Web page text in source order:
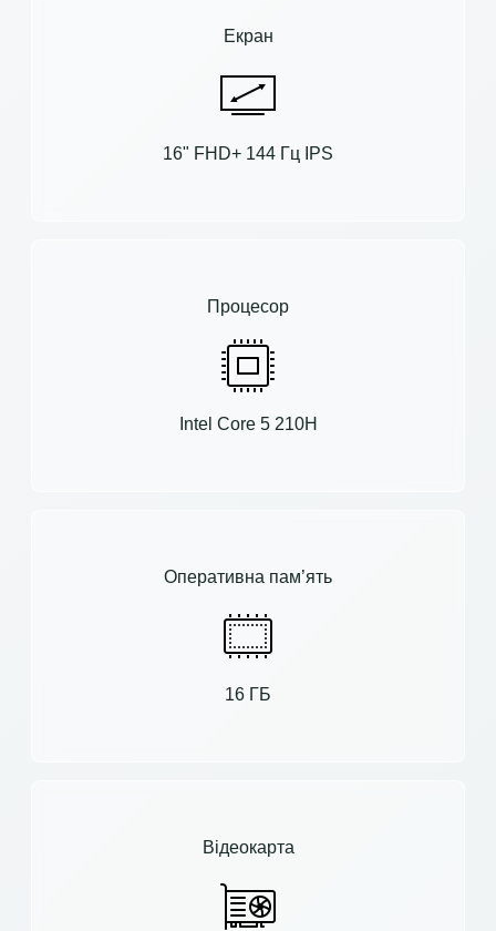
Екран
16" FHD+ 144 Гц IPS
Процесор
Intel Core 5 210H
Оперативна пам’ять
16 ГБ
Відеокарта